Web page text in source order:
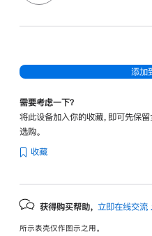
添加
需要考虑一下？
将此设备加入你的收藏，即可先保
选购。
收藏
获得购买帮助， 立即在线交流
所示表壳仅作图示之用。